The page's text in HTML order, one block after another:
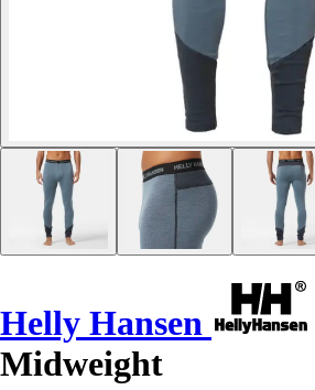
Helly Hansen
Midweight